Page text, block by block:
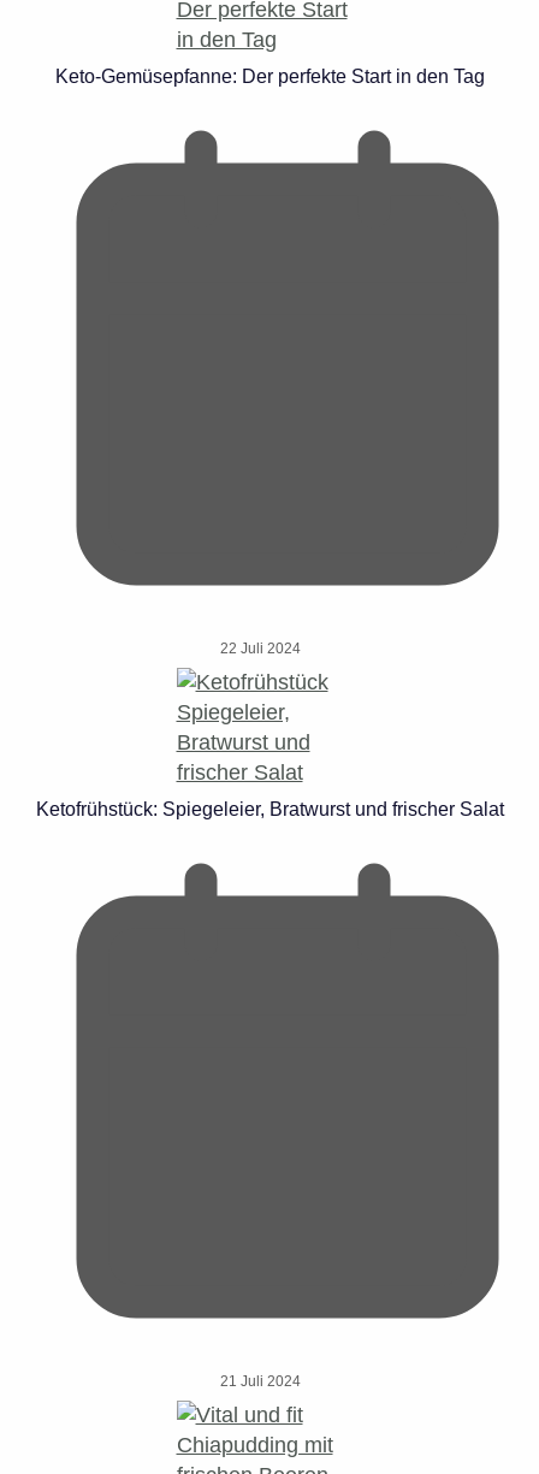
Keto-Gemüsepfanne: Der perfekte Start in den Tag
22 Juli 2024
Ketofrühstück: Spiegeleier, Bratwurst und frischer Salat
21 Juli 2024